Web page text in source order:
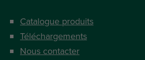
Catalogue produits
Téléchargements
Nous contacter